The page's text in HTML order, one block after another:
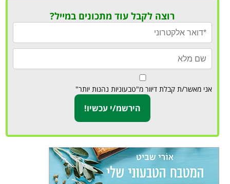
רוצה לקבל עוד מתכונים במייל?
אני מאשר/ת קבלת דיוור מ"טבעוניות נהנות יותר"